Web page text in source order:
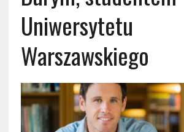
Uniwersytetu
Warszawskiego